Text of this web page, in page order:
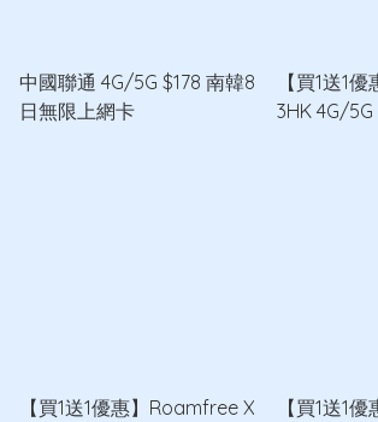
中國聯通 4G/5G $178 南韓8
日無限上網卡
【買1送1
3HK 4G/
【買1送1優惠】Roamfree X
【買1送1